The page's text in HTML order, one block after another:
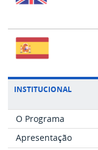
INSTITUCIONAL
O Programa
Apresentação